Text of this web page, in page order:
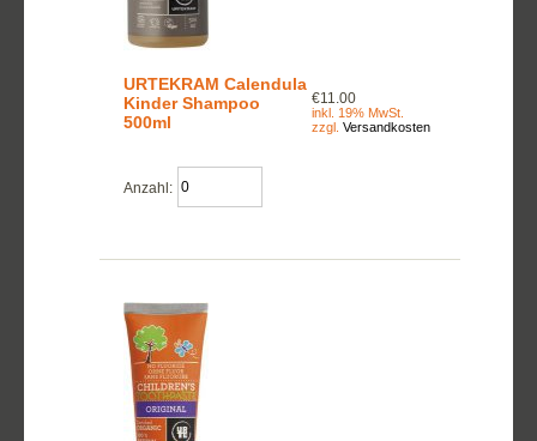
URTEKRAM Calendula
Kinder Shampoo
500ml
€11.00
inkl. 19% MwSt.
zzgl. Versandkosten
Anzahl: